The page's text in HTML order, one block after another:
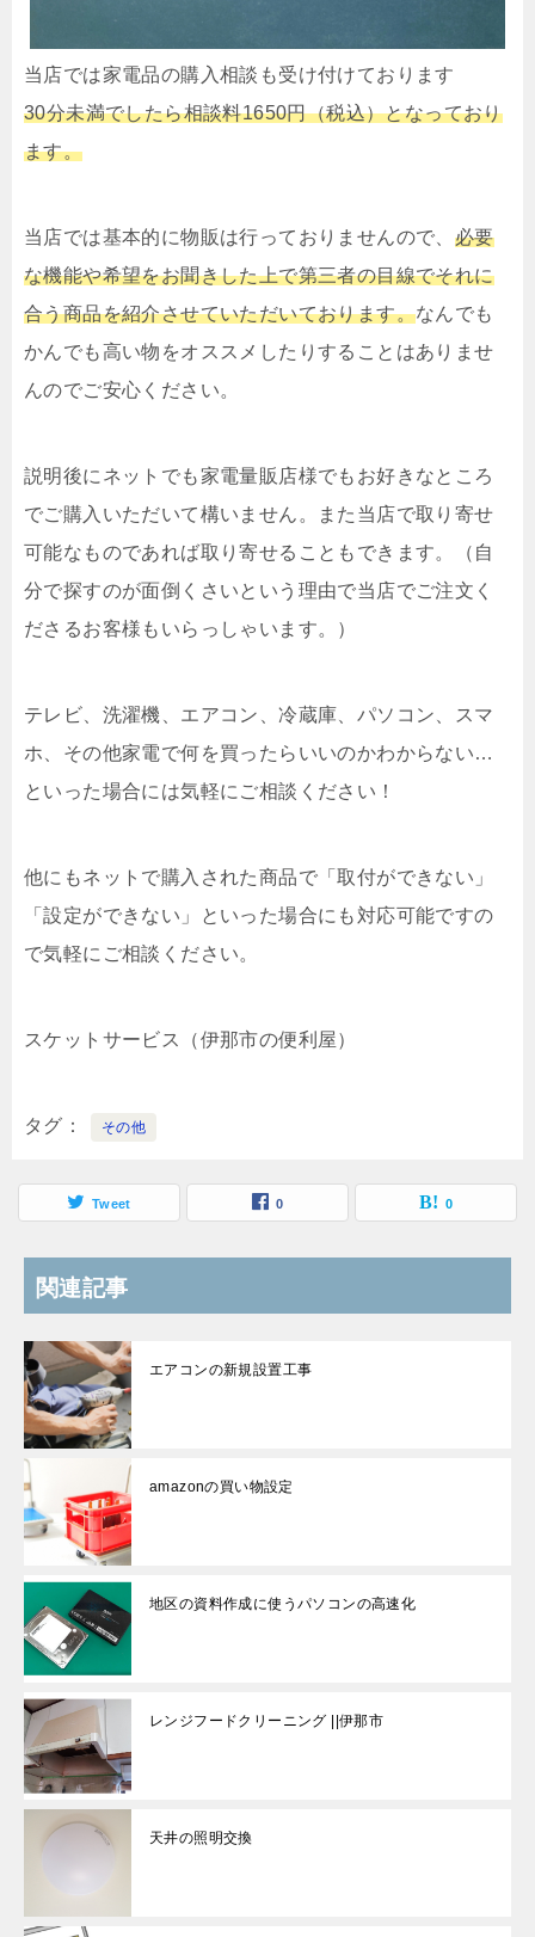
当店では家電品の購入相談も受け付けております
30分未満でしたら相談料1650円（税込）となっており
ます。
当店では基本的に物販は行っておりませんので、 必要
な機能や希望をお聞きした上で第三者の目線でそれに
合う商品を紹介させていただいております。なんでも
かんでも高い物をオススメしたりすることはありませ
んのでご安心ください。
説明後にネットでも家電量販店様でもお好きなところ
でご購入いただいて構いません。また当店で取り寄せ
可能なものであれば取り寄せることもできます。（自
分で探すのが面倒くさいという理由で当店でご注文く
ださるお客様もいらっしゃいます。）
テレビ、洗濯機、エアコン、冷蔵庫、パソコン、スマ
ホ、その他家電で何を買ったらいいのかわからない…
といった場合には気軽にご相談ください！
他にもネットで購入された商品で「取付ができない」
「設定ができない」といった場合にも対応可能ですの
で気軽にご相談ください。
スケットサービス（伊那市の便利屋）
タグ その他
Tweet 0 0
関連記事
エアコンの新規設置工事
amazonの買い物設定
地区の資料作成に使うパソコンの高速化
レンジフードクリーニング ||伊那市
天井の照明交換